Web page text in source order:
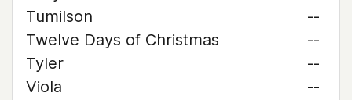
Tumilson
--
Twelve Days of Christmas
--
Tyler
--
Viola
--